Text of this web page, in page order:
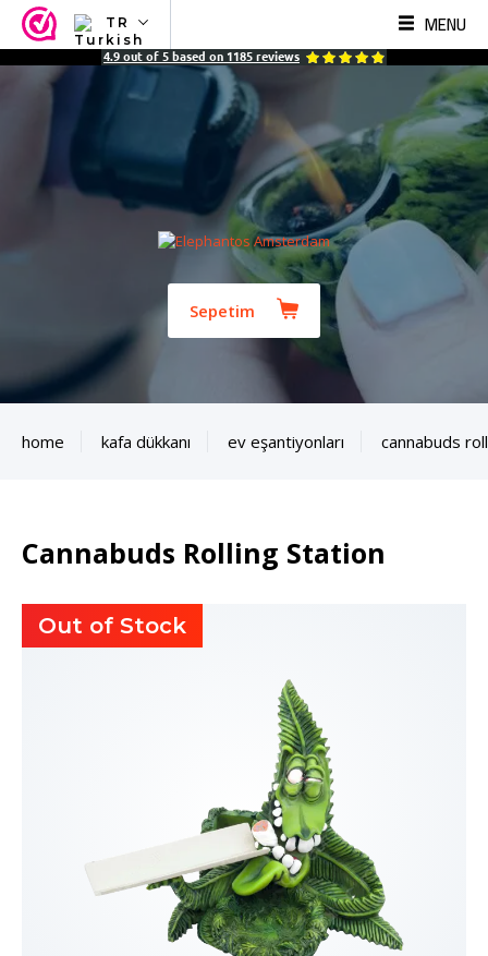
TR
NL
ES
MENU
4.9 out of 5 based on 1185 reviews
Sepetim
home kafa dükkanı ev eşantiyonları cannabuds
Cannabuds Rolling Station
Out of Stock